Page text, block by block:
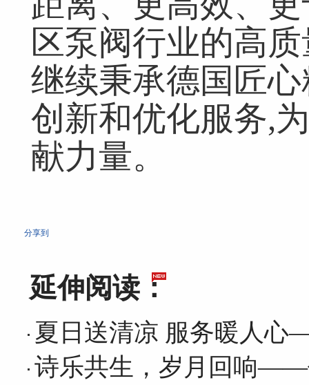
区泵阀行业的高
继续秉承德国匠
创新和优化服务,
献力量。
分享到
延伸阅读：
夏日送清凉 服务暖人
诗乐共生，岁月回响——